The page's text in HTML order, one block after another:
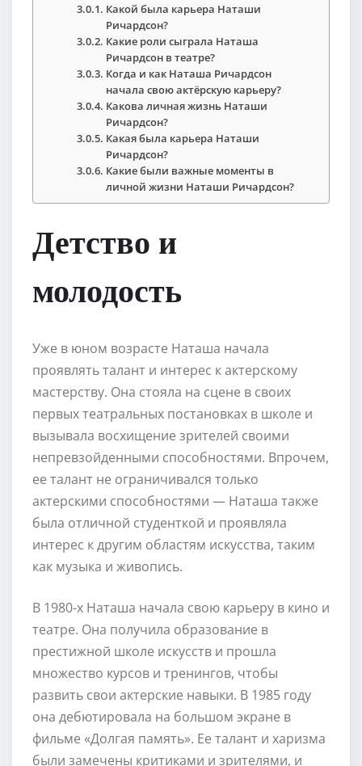
Какой была карьера Наташи
Ричардсон?
Какие роли сыграла Наташа
Ричардсон в театре?
Когда и как Наташа Ричардсон
начала свою актёрскую карьеру?
Какова личная жизнь Наташи
Ричардсон?
Какая была карьера Наташи
Ричардсон?
Какие были важные моменты в
личной жизни Наташи Ричардсон?
Детство и
молодость
Уже в юном возрасте Наташа начала
проявлять талант и интерес к актерскому
мастерству. Она стояла на сцене в своих
первых театральных постановках в школе и
вызывала восхищение зрителей своими
непревзойденными способностями. Впрочем,
ее талант не ограничивался только
актерскими способностями — Наташа также
была отличной студенткой и проявляла
интерес к другим областям искусства, таким
как музыка и живопись.
В 1980-х Наташа начала свою карьеру в кино и
театре. Она получила образование в
престижной школе искусств и прошла
множество курсов и тренингов, чтобы
развить свои актерские навыки. В 1985 году
она дебютировала на большом экране в
фильме «Долгая память». Ее талант и харизма
были замечены критиками и зрителями, и